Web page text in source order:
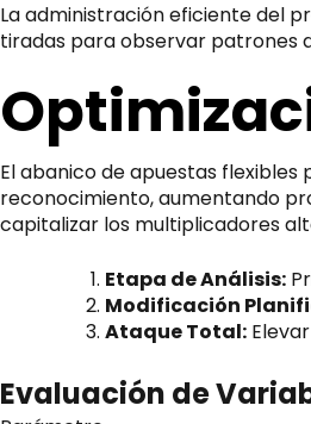
La administración eficiente del
tiradas para observar patrones
El abanico de apuestas
reconocimiento, aumentando
capitalizar los multiplicadores
Etapa de Análisis:
Modificación
Ataque Total:
Evaluación de